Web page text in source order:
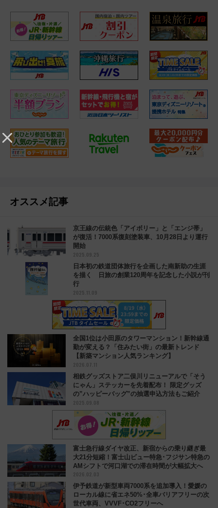
オススメ記事
京王線の伝統色「アイボリー」と「エンジ帯」
が復活！7000系復刻塗装車、10月28日より運行
開始
2025.09.25
日本初の鉄道団体旅行を企画した南新助の生涯
を描く 日旅の創業120周年を記念した小説が刊
行
2025.11.09
全国1位は小田原のタワーマンション！新幹線通
勤が変える？「住みたい街」の最新トレンド
【新築マンション人気ランキング】
2026.07.11
相鉄グッズストア二俣川リニューアルで「そう
にゃん」ステッカーを先着配布！ 限定グッズ
の”ハッピーバッグ”の抽選申込方法もご紹介
2025.09.08
富士急行線ダイヤ改正、新宿からの乗り継ぎ最
大21分短縮！富士山ビュー特急･フジサン特急の
AMシフトで河口湖での滞在時間が大幅拡大へ
2026.02.03
伊予鉄道が新型車両7000系を追加導入！愛媛の
ローカル線に省エネ50%･全車バリアフリーの次
世代車両、VVVF･CO2フリーへ